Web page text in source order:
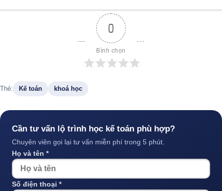
0
Bình chọn
Thẻ: Kế toán khoá học
Cần tư vấn lộ trình học kế toán phù hợp?
Chuyên viên gọi lại tư vấn miễn phí trong 5 phút.
Họ và tên *
Số điện thoại *